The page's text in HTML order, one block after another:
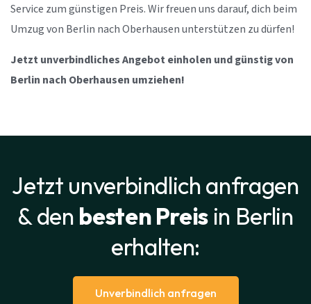
Service zum günstigen Preis. Wir freuen uns darauf, dich beim
Umzug von Berlin nach Oberhausen unterstützen zu dürfen!
Jetzt unverbindliches Angebot einholen und günstig von
Berlin nach Oberhausen umziehen!
Jetzt unverbindlich anfragen
& den besten Preis in Berlin
erhalten:
Unverbindlich anfragen